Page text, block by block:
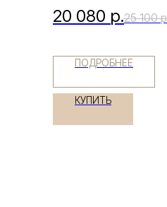
20 080 р.25 100
ПОДРОБНЕЕ
КУПИТЬ